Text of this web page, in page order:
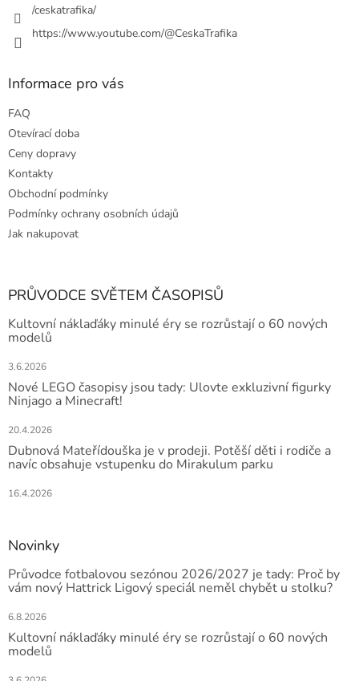
/ceskatrafika/
https://www.youtube.com/@CeskaTrafika
Informace pro vás
FAQ
Otevírací doba
Ceny dopravy
Kontakty
Obchodní podmínky
Podmínky ochrany osobních údajů
Jak nakupovat
PRŮVODCE SVĚTEM ČASOPISŮ
Kultovní náklaďáky minulé éry se rozrůstají o 60 nových
modelů
3.6.2026
Nové LEGO časopisy jsou tady: Ulovte exkluzivní figurky
Ninjago a Minecraft!
20.4.2026
Dubnová Mateřídouška je v prodeji. Potěší děti i rodiče a
navíc obsahuje vstupenku do Mirakulum parku
16.4.2026
Novinky
Průvodce fotbalovou sezónou 2026/2027 je tady: Proč by
vám nový Hattrick Ligový speciál neměl chybět u stolku?
6.8.2026
Kultovní náklaďáky minulé éry se rozrůstají o 60 nových
modelů